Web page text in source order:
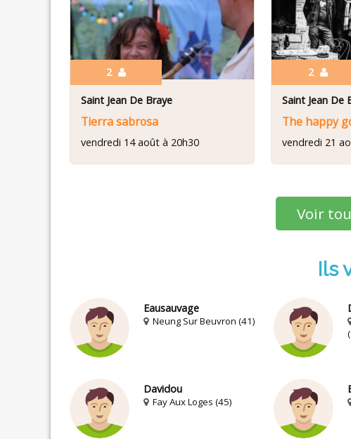
2
Saint Jean De Braye
Tierra sabrosa
vendredi 14 août à 20h30
2
Saint Jean De
The happy
vendredi 21
Voir
Ils
Eausauvage
Neung Sur Beuvron (41)
Davidou
Fay Aux Loges (45)